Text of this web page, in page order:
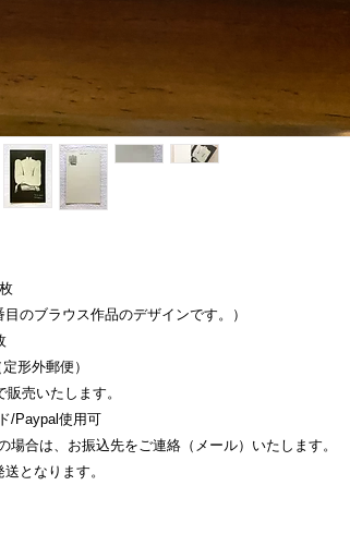
目のブラウス作品のデザインです。）
形外郵便）
売いたします。
/Paypal使用可
場合は、お振込先をご連絡（メール）いたします。
となります。